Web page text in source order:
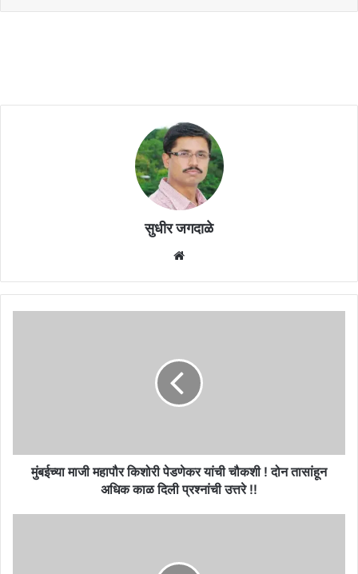
सुधीर जगदाळे
दोन
तासांहूनमुंबईच्या माजी महापौर किशोरी पेडणेकर यांची चौकशी ! दोन तासांहून
अधिक काळ दिली प्रश्नांची उत्तरे !!